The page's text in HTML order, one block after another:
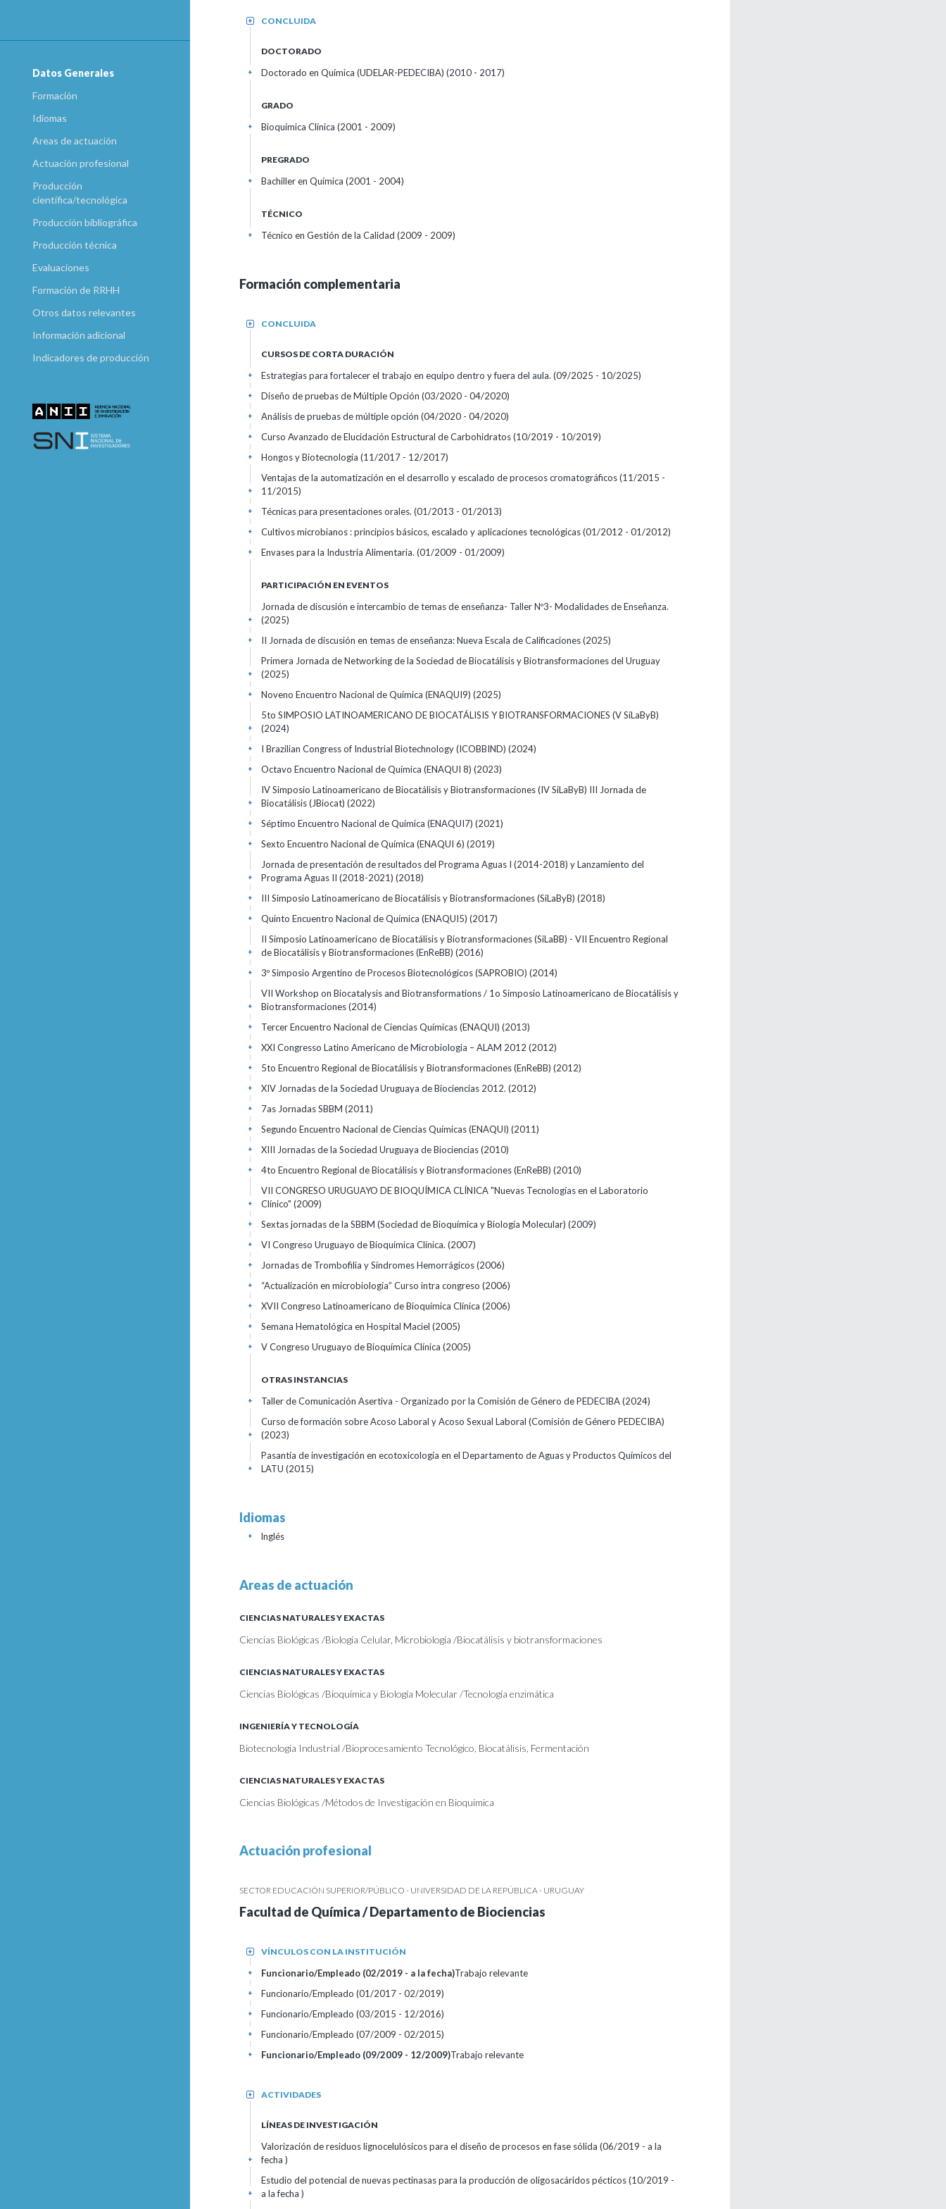
Datos Generales
Formación
Idiomas
Areas de actuación
Actuación profesional
Producción
científica/tecnológica
Producción bibliográfica
Producción técnica
Evaluaciones
Formación de RRHH
Otros datos relevantes
Información adicional
Indicadores de producción
CONCLUIDA
+
DOCTORADO
Doctorado en Química (UDELAR-PEDECIBA) (2010 - 2017)
+
GRADO
Bioquímica Clínica (2001 - 2009)
+
PREGRADO
Bachiller en Química (2001 - 2004)
+
TÉCNICO
Técnico en Gestión de la Calidad (2009 - 2009)
+
Formación complementaria
CONCLUIDA
+
CURSOS DE CORTA DURACIÓN
Estrategias para fortalecer el trabajo en equipo dentro y fuera del aula. (09/2025 - 10/2025)
+
Diseño de pruebas de Múltiple Opción (03/2020 - 04/2020)
+
Análisis de pruebas de múltiple opción (04/2020 - 04/2020)
+
Curso Avanzado de Elucidación Estructural de Carbohidratos(10/2019 - 10/2019)
+
Hongos y Biotecnología (11/2017 - 12/2017)
+
Ventajas de la automatización en el desarrollo y escalado de procesos cromatográficos(11/2015 -
11/2015)
+
Técnicas para presentaciones orales. (01/2013 - 01/2013)
+
Cultivos microbianos : principios básicos, escalado y aplicaciones tecnológicas(01/2012 - 01/2012)
+
Envases para la Industria Alimentaria. (01/2009 - 01/2009)
+
PARTICIPACIÓN EN EVENTOS
Jornada de discusión e intercambio de temas de enseñanza- Taller Nº3- Modalidades de Enseñanza.
(2025)
+
II Jornada de discusión en temas de enseñanza: Nueva Escala de Calificaciones(2025)
+
Primera Jornada de Networking de la Sociedad de Biocatálisis y Biotransformaciones del Uruguay
(2025)
+
Noveno Encuentro Nacional de Química (ENAQUI9) (2025)
+
5to SIMPOSIO LATINOAMERICANO DE BIOCATÁLISIS Y BIOTRANSFORMACIONES (V SiLaByB)
(2024)
+
I Brazilian Congress of Industrial Biotechnology (ICOBBIND) (2024)
+
Octavo Encuentro Nacional de Química (ENAQUI 8) (2023)
+
IV Simposio Latinoamericano de Biocatálisis y Biotransformaciones (IV SiLaByB) III Jornada de
Biocatálisis (JBiocat) (2022)
+
Séptimo Encuentro Nacional de Química (ENAQUI7) (2021)
+
Sexto Encuentro Nacional de Química (ENAQUI 6) (2019)
+
Jornada de presentación de resultados del Programa Aguas I (2014-2018) y Lanzamiento del
Programa Aguas II (2018-2021) (2018)
+
III Simposio Latinoamericano de Biocatálisis y Biotransformaciones (SiLaByB) (2018)
+
Quinto Encuentro Nacional de Química (ENAQUI5) (2017)
+
II Simposio Latinoamericano de Biocatálisis y Biotransformaciones (SiLaBB) - VII Encuentro Regional
de Biocatálisis y Biotransformaciones (EnReBB) (2016)
+
3º Simposio Argentino de Procesos Biotecnológicos (SAPROBIO) (2014)
+
VII Workshop on Biocatalysis and Biotransformations / 1o Simposio Latinoamericano de Biocatálisis y
Biotransformaciones(2014)
+
Tercer Encuentro Nacional de Ciencias Químicas (ENAQUI) (2013)
+
XXI Congresso Latino Americano de Microbiologia – ALAM 2012 (2012)
+
5to Encuentro Regional de Biocatálisis y Biotransformaciones (EnReBB) (2012)
+
XIV Jornadas de la Sociedad Uruguaya de Biociencias 2012. (2012)
+
7as Jornadas SBBM (2011)
+
Segundo Encuentro Nacional de Ciencias Químicas (ENAQUI) (2011)
+
XIII Jornadas de la Sociedad Uruguaya de Biociencias(2010)
+
4to Encuentro Regional de Biocatálisis y Biotransformaciones (EnReBB) (2010)
+
VII CONGRESO URUGUAYO DE BIOQUÍMICA CLÍNICA "Nuevas Tecnologías en el Laboratorio
Clínico" (2009)
+
Sextas jornadas de la SBBM (Sociedad de Bioquímica y Biología Molecular) (2009)
+
VI Congreso Uruguayo de Bioquímica Clínica. (2007)
+
Jornadas de Trombofilia y Síndromes Hemorrágicos(2006)
+
“Actualización en microbiología” Curso intra congreso (2006)
+
XVII Congreso Latinoamericano de Bioquímica Clínica (2006)
+
Semana Hematológica en Hospital Maciel (2005)
+
V Congreso Uruguayo de Bioquímica Clínica (2005)
+
OTRAS INSTANCIAS
Taller de Comunicación Asertiva - Organizado por la Comisión de Género de PEDECIBA(2024)
+
Curso de formación sobre Acoso Laboral y Acoso Sexual Laboral (Comisión de Género PEDECIBA)
(2023)
+
Pasantía de investigación en ecotoxicología en el Departamento de Aguas y Productos Químicos del
LATU (2015)
+
Idiomas
Inglés
+
Areas de actuación
CIENCIAS NATURALES Y EXACTAS
Ciencias Biológicas /Biología Celular, Microbiología /Biocatálisis y biotransformaciones
CIENCIAS NATURALES Y EXACTAS
Ciencias Biológicas /Bioquímica y Biología Molecular /Tecnología enzimática
INGENIERÍA Y TECNOLOGÍA
Biotecnología Industrial /Bioprocesamiento Tecnológico, Biocatálisis, Fermentación
CIENCIAS NATURALES Y EXACTAS
Ciencias Biológicas /Métodos de Investigación en Bioquímica
Actuación profesional
SECTOR EDUCACIÓN SUPERIOR/PÚBLICO - UNIVERSIDAD DE LA REPÚBLICA - URUGUAY
Facultad de Química / Departamento de Biociencias
VÍNCULOS CON LA INSTITUCIÓN
+
Funcionario/Empleado (02/2019 - a la fecha)Trabajo relevante
+
Funcionario/Empleado (01/2017 - 02/2019)
+
Funcionario/Empleado (03/2015 - 12/2016)
+
Funcionario/Empleado (07/2009 - 02/2015)
+
Funcionario/Empleado (09/2009 - 12/2009)Trabajo relevante
+
ACTIVIDADES
+
LÍNEAS DE INVESTIGACIÓN
Valorización de residuos lignocelulósicos para el diseño de procesos en fase sólida (06/2019 - a la
fecha )
+
Estudio del potencial de nuevas pectinasas para la producción de oligosacáridos pécticos (10/2019 -
a la fecha )
+